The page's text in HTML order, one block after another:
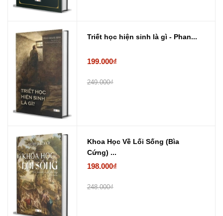
Triết học hiện sinh là gì - Phan...
199.000₫
249.000₫
Khoa Học Về Lối Sống (Bìa
Cứng) ...
198.000₫
248.000₫